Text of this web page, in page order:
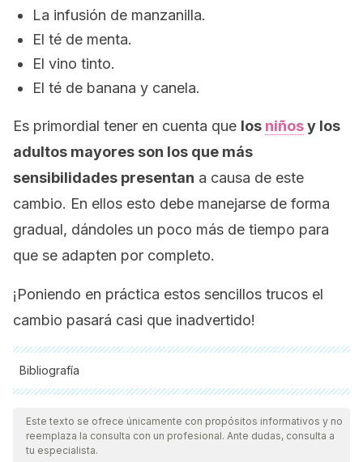
La infusión de manzanilla.
El té de menta.
El vino tinto.
El té de banana y canela.
Es primordial tener en cuenta que los niñosy los
adultos mayores son los que más
sensibilidades presentan a causa de este
cambio. En ellos esto debe manejarse de forma
gradual, dándoles un poco más de tiempo para
que se adapten por completo.
¡Poniendo en práctica estos sencillos trucos el
cambio pasará casi que inadvertido!
Bibliografía
Todas las fuentes citadas fueron revisadas a profundidad por
nuestro equipo, para asegurar su calidad, confiabilidad,
vigencia y validez.La bibliografía de este artículo fue
Este texto se ofrece únicamente con propósitos informativos y no
reemplaza la consulta con un profesional. Ante dudas, consulta a
tu especialista.